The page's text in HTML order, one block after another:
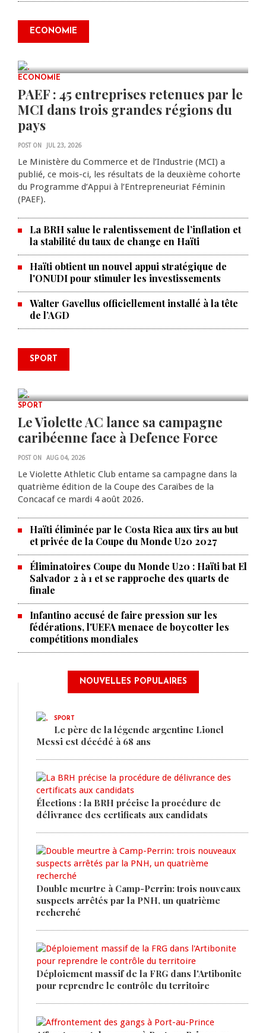
ECONOMIE
0 COMMENTS
2ᵉ édition de ses Journées
scientifiques
ECONOMIE
PAEF : 45 entreprises retenues par le
MCI dans trois grandes régions du
pays
POST ON JUL 23, 2026
Le Ministère du Commerce et de l’Industrie (MCI) a
publié, ce mois-ci, les résultats de la deuxième cohorte
du Programme d’Appui à l’Entrepreneuriat Féminin
(PAEF).
La BRH salue le ralentissement de l’inflation et
la stabilité du taux de change en Haïti
Haïti obtient un nouvel appui stratégique de
l'ONUDI pour stimuler les investissements
Walter Gavellus officiellement installé à la tête
de l’AGD
SPORT
0 COMMENTS
Le père de la légende argentine
Lionel Messi est décédé à 68 ans
SPORT
Le Violette AC lance sa campagne
caribéenne face à Defence Force
POST ON AUG 04, 2026
Le Violette Athletic Club entame sa campagne dans la
quatrième édition de la Coupe des Caraïbes de la
Concacaf ce mardi 4 août 2026.
Haïti éliminée par le Costa Rica aux tirs au but
et privée de la Coupe du Monde U20 2027
Éliminatoires Coupe du Monde U20 : Haïti bat El
Salvador 2 à 1 et se rapproche des quarts de
finale
Infantino accusé de faire pression sur les
fédérations, l'UEFA menace de boycotter les
compétitions mondiales
NOUVELLES POPULAIRES
SPORT
Le père de la légende argentine Lionel
Messi est décédé à 68 ans
Élections : la BRH précise la procédure de
délivrance des certificats aux candidats
Double meurtre à Camp-Perrin: trois nouveaux
suspects arrêtés par la PNH, un quatrième
recherché
Déploiement massif de la FRG dans l'Artibonite
pour reprendre le contrôle du territoire